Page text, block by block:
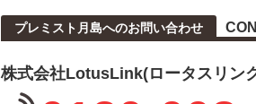
プレミスト月島へのお問い合わせ
株式会社LotusLink(ロータスリン